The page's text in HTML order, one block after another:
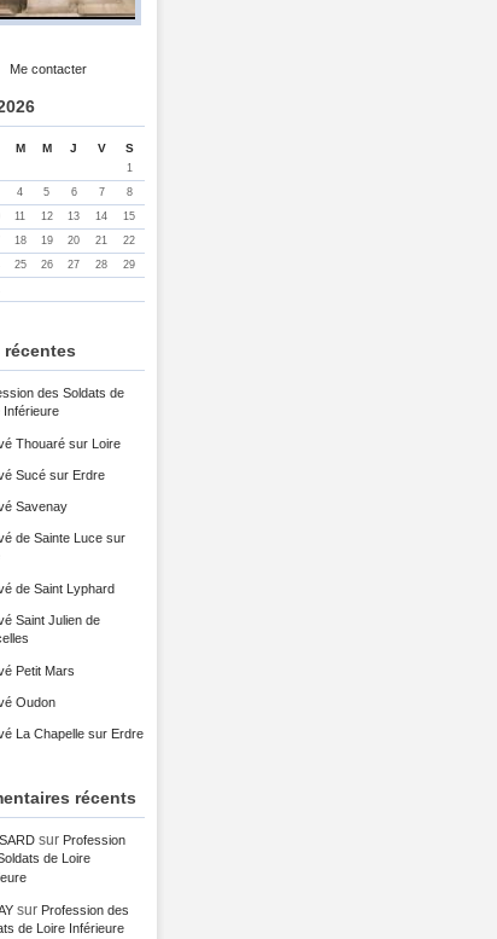
Me contacter
M M J V S
1
4 5 6 7
8
11 12 13 14
15
18 19 20 21
22
25 26 27 28
29
récentes
des Soldats de
Inférieure
Thouaré sur Loire
Sucé sur Erdre
Savenay
de Sainte Luce sur
de Saint Lyphard
Saint Julien de
Petit Mars
Oudon
La Chapelle sur Erdre
récents
sur Profession
de Loire
sur Profession des
de Loire Inférieure